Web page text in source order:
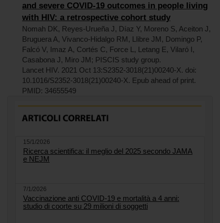
and severe COVID-19 outcomes in people living
with HIV: a retrospective cohort study
Nomah DK, Reyes-Urueña J, Díaz Y, Moreno S, Aceiton J,
Bruguera A, Vivanco-Hidalgo RM, Llibre JM, Domingo P,
Falcó V, Imaz A, Cortés C, Force L, Letang E, Vilaró I,
Casabona J, Miro JM; PISCIS study group.
Lancet HIV. 2021 Oct 13:S2352-3018(21)00240-X. doi:
10.1016/S2352-3018(21)00240-X. Epub ahead of print.
PMID: 34655549
15/1/2026
Ricerca scientifica: il meglio del 2025 secondo JAMA
e NEJM
7/1/2026
Vaccinazione anti COVID-19 e mortalità a 4 anni:
studio di coorte su 29 milioni di soggetti